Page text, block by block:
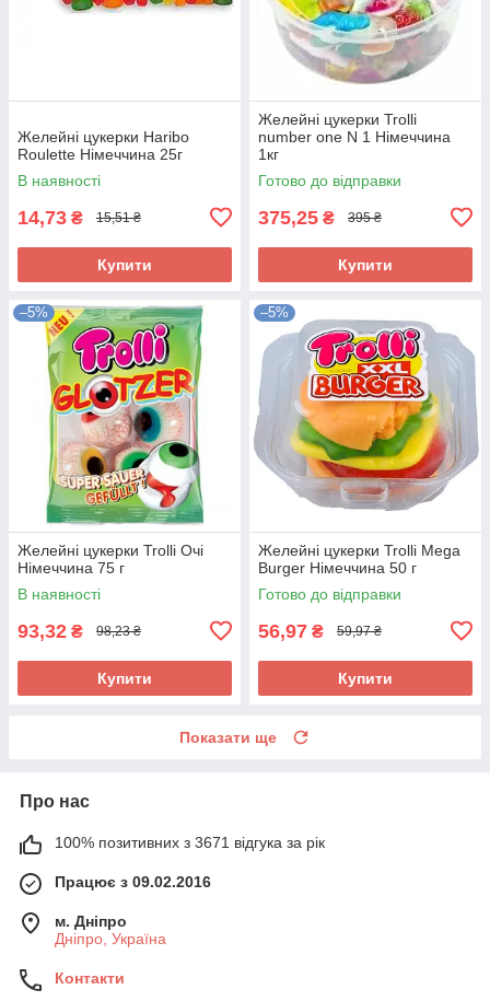
Желейні цукерки Haribo
Roulette Німеччина 25г
В наявності
14,73 ₴ 15,51 ₴
Купити
Желейні цукерки Trolli
number one N 1 Німеччина
1кг
Готово до відправки
375,25 ₴ 395 ₴
Купити
–5%
Желейні цукерки Trolli Очі
Німеччина 75 г
В наявності
93,32 ₴ 98,23 ₴
Купити
–5%
Желейні цукерки Trolli Mega
Burger Німеччина 50 г
Готово до відправки
56,97 ₴ 59,97 ₴
Купити
Показати ще
Про нас
100% позитивних з 3671 відгука за рік
Працює з 09.02.2016
м. Дніпро
Дніпро, Україна
Контакти